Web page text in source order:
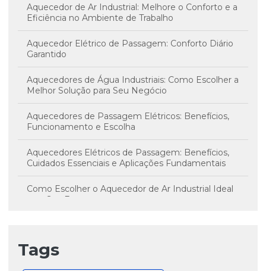
Aquecedor de Ar Industrial: Melhore o Conforto e a
Eficiência no Ambiente de Trabalho
Aquecedor Elétrico de Passagem: Conforto Diário
Garantido
Aquecedores de Água Industriais: Como Escolher a
Melhor Solução para Seu Negócio
Aquecedores de Passagem Elétricos: Benefícios,
Funcionamento e Escolha
Aquecedores Elétricos de Passagem: Benefícios,
Cuidados Essenciais e Aplicações Fundamentais
Como Escolher o Aquecedor de Ar Industrial Ideal
para Sua Empresa
Como um Aquecedor de Água Industrial Pode
Tags